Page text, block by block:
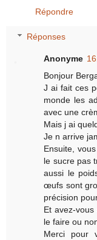
Répondre
Réponses
Anonyme
Bonjour
J ai fait ces
monde les
avec une
Mais j ai
Je n arrive
Ensuite,
le sucre pas
aussi le
œufs sont
précision
Et avez-
le faire ou
Merci pour